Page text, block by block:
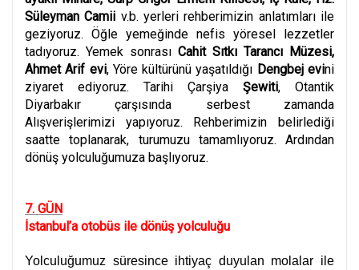
Süleyman Camii v.b. yerleri rehberimizin anlatımları ile
geziyoruz. Öğle yemeğinde nefis yöresel lezzetler
tadıyoruz. Yemek sonrası Cahit Sıtkı Tarancı Müzesi,
Ahmet Arif evi, Yöre kültürünü yaşatıldığı Dengbej evini
ziyaret ediyoruz. Tarihi Çarşiya Şewiti, Otantik
Diyarbakır çarşısında serbest zamanda
Alışverişlerimizi yapıyoruz. Rehberimizin belirlediği
saatte toplanarak, turumuzu tamamlıyoruz. Ardından
dönüş yolculuğumuza başlıyoruz.
7. GÜN
İstanbul’a otobüs ile dönüş yolculuğu
Yolculuğumuz süresince ihtiyaç duyulan molalar ile